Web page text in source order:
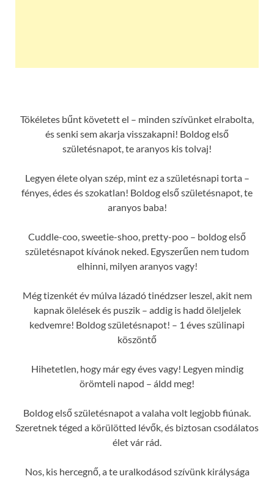
Tökéletes bűnt követett el – minden szívünket elrabolta,
és senki sem akarja visszakapni! Boldog első
születésnapot, te aranyos kis tolvaj!
Legyen élete olyan szép, mint ez a születésnapi torta –
fényes, édes és szokatlan! Boldog első születésnapot, te
aranyos baba!
Cuddle-coo, sweetie-shoo, pretty-poo – boldog első
születésnapot kívánok neked. Egyszerűen nem tudom
elhinni, milyen aranyos vagy!
Még tizenkét év múlva lázadó tinédzser leszel, akit nem
kapnak ölelések és puszik – addig is hadd öleljelek
kedvemre! Boldog születésnapot! – 1 éves szülinapi
köszöntő
Hihetetlen, hogy már egy éves vagy! Legyen mindig
örömteli napod – áldd meg!
Boldog első születésnapot a valaha volt legjobb fiúnak.
Szeretnek téged a körülötted lévők, és biztosan csodálatos
élet vár rád.
Nos, kis hercegnő, a te uralkodásod szívünk királysága